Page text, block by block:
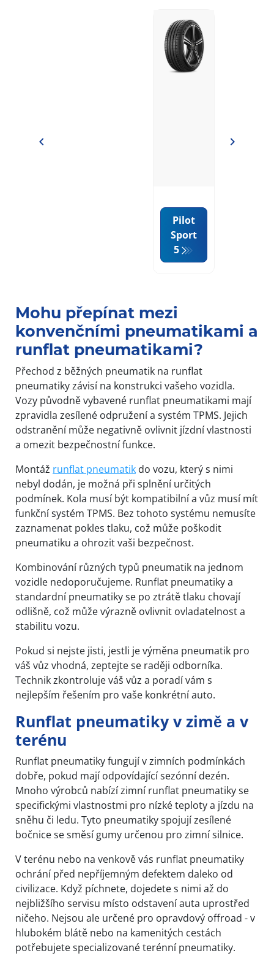
Pilot
Sport
5
of
3
Mohu přepínat mezi
konvenčními pneumatikami a
runflat pneumatikami?
Přechod z běžných pneumatik na runflat
pneumatiky závisí na konstrukci vašeho vozidla.
Vozy původně vybavené runflat pneumatikami mají
zpravidla zesílené odpružení a systém TPMS. Jejich
odstranění může negativně ovlivnit jízdní vlastnosti
a omezit bezpečnostní funkce.
Montáž runflat pneumatik do vozu, který s nimi
nebyl dodán, je možná při splnění určitých
podmínek. Kola musí být kompatibilní a vůz musí mít
funkční systém TPMS. Bez tohoto systému nemusíte
zaznamenat pokles tlaku, což může poškodit
pneumatiku a ohrozit vaši bezpečnost.
Kombinování různých typů pneumatik na jednom
vozidle nedoporučujeme. Runflat pneumatiky a
standardní pneumatiky se po ztrátě tlaku chovají
odlišně, což může výrazně ovlivnit ovladatelnost a
stabilitu vozu.
Pokud si nejste jisti, jestli je výměna pneumatik pro
váš vůz vhodná, zeptejte se raději odborníka.
Technik zkontroluje váš vůz a poradí vám s
nejlepším řešením pro vaše konkrétní auto.
Runflat pneumatiky v zimě a v
terénu
Runflat pneumatiky fungují v zimních podmínkách
dobře, pokud mají odpovídající sezónní dezén.
Mnoho výrobců nabízí zimní runflat pneumatiky se
specifickými vlastnostmi pro nízké teploty a jízdu na
sněhu či ledu. Tyto pneumatiky spojují zesílené
bočnice se směsí gumy určenou pro zimní silnice.
V terénu nebo na venkově vás runflat pneumatiky
ochrání před nepříjemným defektem daleko od
civilizace. Když píchnete, dojedete s nimi až do
nejbližšího servisu místo odstavení auta uprostřed
ničeho. Nejsou ale určené pro opravdový offroad - v
hlubokém blátě nebo na kamenitých cestách
potřebujete specializované terénní pneumatiky.